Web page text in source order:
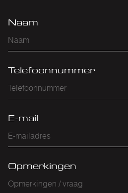
Naam
Telefoonnummer
E-mail
Opmerkingen